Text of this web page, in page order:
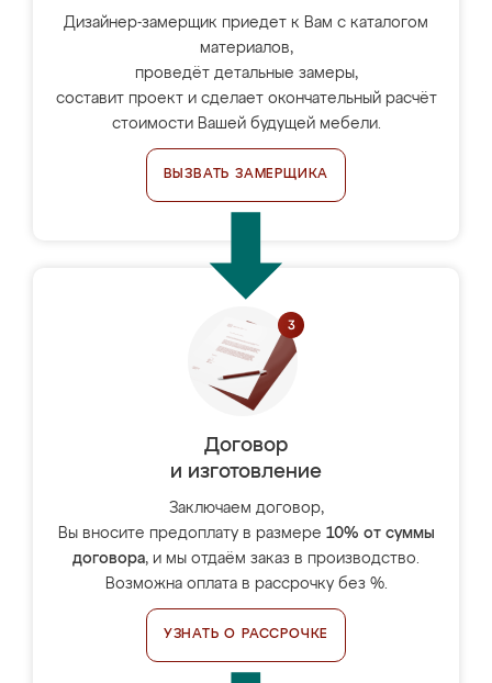
Дизайнер-замерщик приедет к Вам с каталогом
материалов,
проведёт детальные замеры,
составит проект и сделает окончательный расчёт
стоимости Вашей будущей мебели.
ВЫЗВАТЬ ЗАМЕРЩИКА
Договор
и изготовление
Заключаем договор,
Вы вносите предоплату в размере 10% от суммы
договора, и мы отдаём заказ в производство.
Возможна оплата в рассрочку без %.
УЗНАТЬ О РАССРОЧКЕ